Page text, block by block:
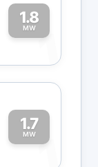
1.8
MW1
1.7
MW